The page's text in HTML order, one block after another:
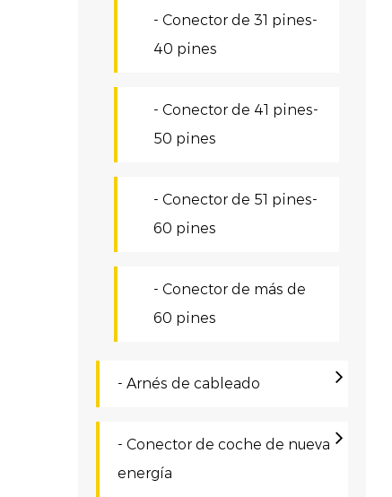
- Conector de 31 pines-
40 pines
- Conector de 41 pines-
50 pines
- Conector de 51 pines-
60 pines
- Conector de más de
60 pines
- Arnés de cableado
- Conector de coche de nueva
energía